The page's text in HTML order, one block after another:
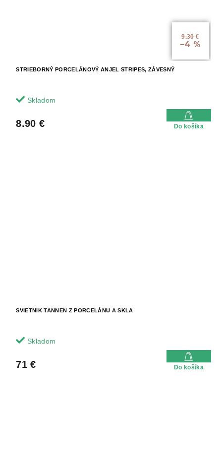
9.30 €
–4 %
STRIEBORNÝ PORCELÁNOVÝ ANJEL STRIPES, ZÁVESNÝ
Skladom
8.90 € Do košíka
SVIETNIK TANNEN Z PORCELÁNU A SKLA
Skladom
71 € Do košíka